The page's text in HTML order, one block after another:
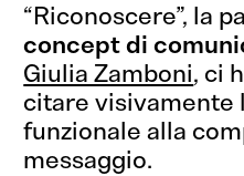
“Riconoscere”, la
concept di
Giulia Zamboni, ci
citare visivamente
funzionale alla
messaggio.